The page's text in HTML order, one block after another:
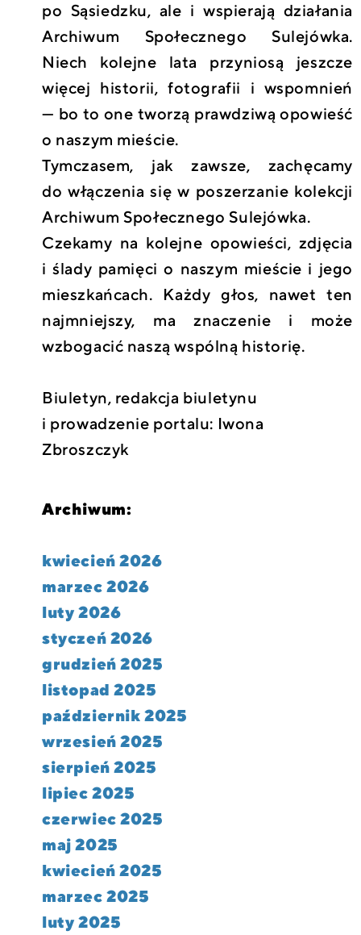
po Sąsiedzku, ale i wspierają działania
Archiwum Społecznego Sulejówka.
Niech kolejne lata przyniosą jeszcze
więcej historii, fotografii i wspomnień
— bo to one tworzą prawdziwą opowieść
o naszym mieście.
Tymczasem, jak zawsze, zachęcamy
do włączenia się w poszerzanie kolekcji
Archiwum Społecznego Sulejówka.
Czekamy na kolejne opowieści, zdjęcia
i ślady pamięci o naszym mieście i jego
mieszkańcach. Każdy głos, nawet ten
najmniejszy, ma znaczenie i może
wzbogacić naszą wspólną historię.
Biuletyn, redakcja biuletynu
i prowadzenie portalu: Iwona
Zbroszczyk
Archiwum:
kwiecień 2026
marzec 2026
luty 2026
styczeń 2026
grudzień 2025
listopad 2025
październik 2025
wrzesień 2025
sierpień 2025
lipiec 2025
czerwiec 2025
maj 2025
kwiecień 2025
marzec 2025
luty 2025